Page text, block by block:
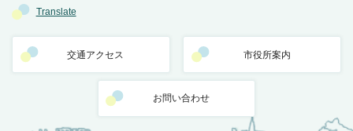
Translate
交通アクセス 市役所案内
お問い合わせ